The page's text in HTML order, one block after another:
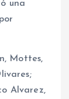
una
Mottes,
Alvarez,